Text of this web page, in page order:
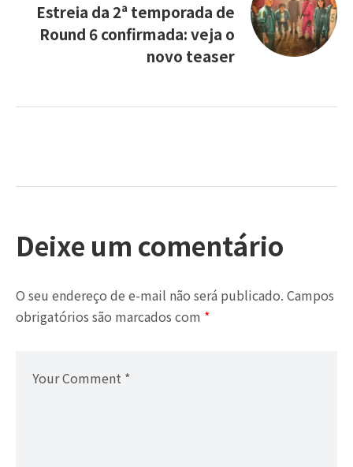
Estreia da 2ª temporada de
Round 6 confirmada: veja o
novo teaser
Deixe um comentário
O seu endereço de e-mail não será publicado. Campos
obrigatórios são marcados com *